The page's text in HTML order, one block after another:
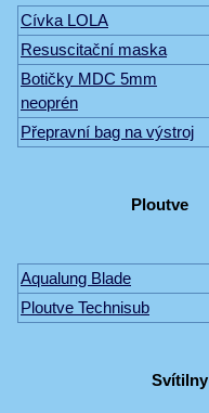
Cívka LOLA
Resuscitační maska
Botičky MDC 5mm
neoprén
Přepravní bag na výstroj
Ploutve
Aqualung Blade
Ploutve Technisub
Svítilny